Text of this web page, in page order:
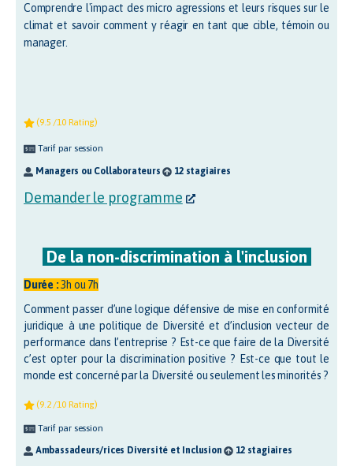
Comprendre l'impact des micro agressions et leurs risques sur le
climat et savoir comment y réagir en tant que cible, témoin ou
manager.
(9.5 /10 Rating)
Tarif par session
Managers ou Collaborateurs 12 stagiaires
Demander le programme
De la non-discrimination à l'inclusion
Durée :3h ou 7h
Comment passer d’une logique défensive de mise en conformité
juridique à une politique de Diversité et d’inclusion vecteur de
performance dans l’entreprise ? Est-ce que faire de la Diversité
c’est opter pour la discrimination positive ? Est-ce que tout le
monde est concerné par la Diversité ou seulement les minorités ?
(9.2 /10 Rating)
Tarif par session
Ambassadeurs/rices Diversité et Inclusion
12 stagiaires